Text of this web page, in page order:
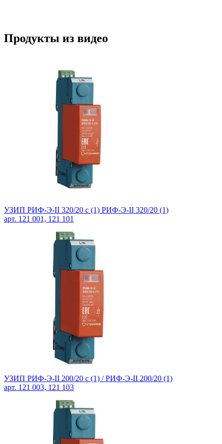
Продукты из видео
УЗИП РИФ-Э-II 320/20 c (1) РИФ-Э-II 320/20 (1)
арт. 121 001, 121 101
УЗИП РИФ-Э-II 200/20 с (1) / РИФ-Э-II 200/20 (1)
арт. 121 003, 121 103